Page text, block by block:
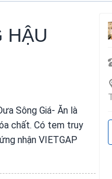
HẬU
Sông Giá- Ăn là
chất. Có tem truy
nhận VIETGAP